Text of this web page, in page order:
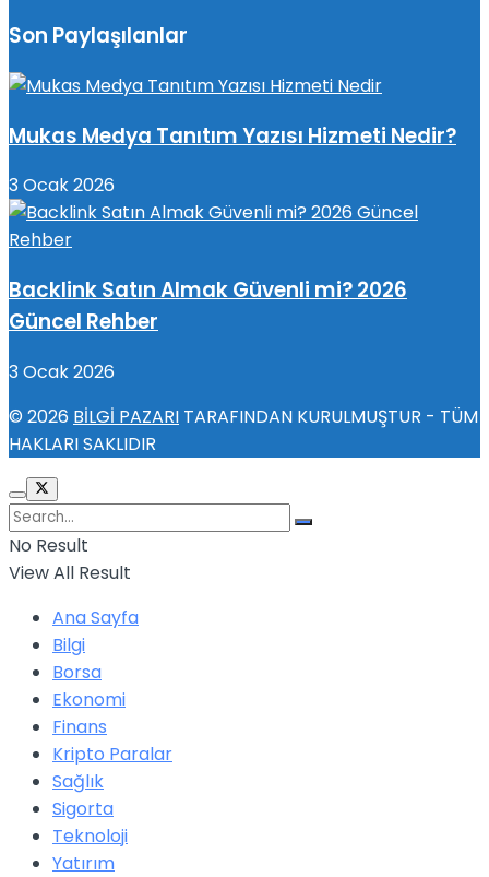
Son Paylaşılanlar
Mukas Medya Tanıtım Yazısı Hizmeti Nedir?
3 Ocak 2026
Backlink Satın Almak Güvenli mi? 2026
Güncel Rehber
3 Ocak 2026
© 2026 BİLGİ PAZARI TARAFINDAN KURULMUŞTUR - TÜM
HAKLARI SAKLIDIR
No Result
View All Result
Ana Sayfa
Bilgi
Borsa
Ekonomi
Finans
Kripto Paralar
Sağlık
Sigorta
Teknoloji
Yatırım